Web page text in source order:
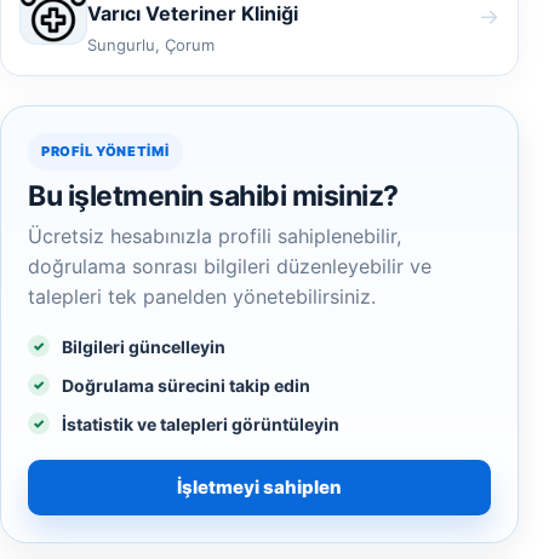
Varıcı Veteriner Kliniği
Sungurlu, Çorum
→
PROFIL YÖNETIMI
Bu işletmenin sahibi misiniz?
Ücretsiz hesabınızla profili sahiplenebilir,
doğrulama sonrası bilgileri düzenleyebilir ve
talepleri tek panelden yönetebilirsiniz.
Bilgileri güncelleyin
Doğrulama sürecini takip edin
İstatistik ve talepleri görüntüleyin
İşletmeyi sahiplen